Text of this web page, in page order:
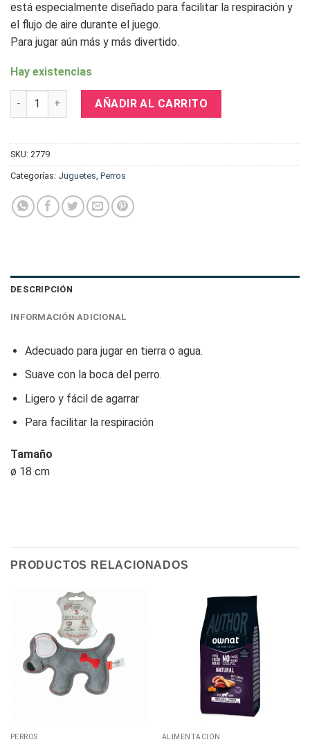
está especialmente diseñado para facilitar la respiración y
el flujo de aire durante el juego.
Para jugar aún más y más divertido.
Hay existencias
Chuckit Breathe Easy Air Fetch Wheel cantidad
AÑADIR AL CARRITO
SKU: 2779
Categorías: Juguetes Perros
DESCRIPCIÓN
INFORMACIÓN ADICIONAL
Adecuado para jugar en tierra o agua.
Suave con la boca del perro.
Ligero y fácil de agarrar
Para facilitar la respiración
Tamaño
ø 18 cm
PRODUCTOS RELACIONADOS
PERROS ALIMENTACIÓN